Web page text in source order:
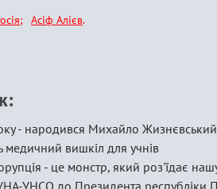
Асіф Алієв
- народився Михайло Жизнєвський
вишкіл для учнів
- це монстр, який роз'їдає
УНСО до Президента республіки